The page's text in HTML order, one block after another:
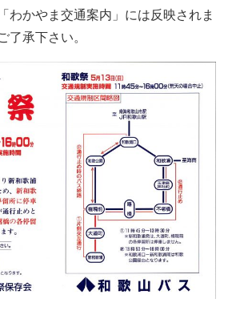
わかやま交通案内」には反映されま
了承下さい。